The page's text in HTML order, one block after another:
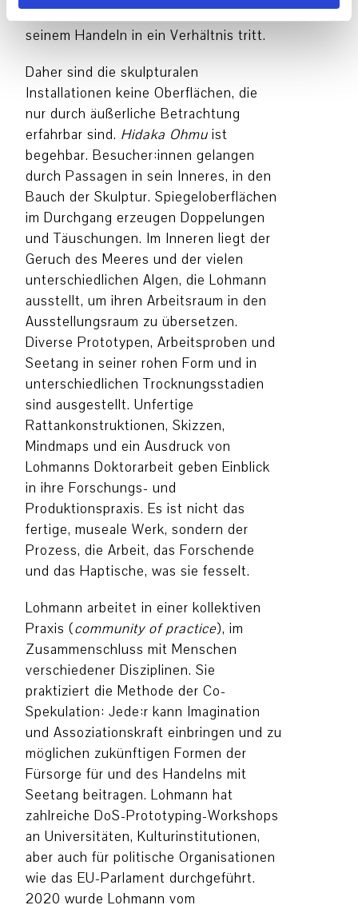
Lebewesen, mit dem der Mensch in
seinem Handeln in ein Verhältnis tritt.
Daher sind die skulpturalen
Installationen keine Oberflächen, die
nur durch äußerliche Betrachtung
erfahrbar sind. Hidaka Ohmu ist
begehbar. Besucher:innen gelangen
durch Passagen in sein Inneres, in den
Bauch der Skulptur. Spiegeloberflächen
im Durchgang erzeugen Doppelungen
und Täuschungen. Im Inneren liegt der
Geruch des Meeres und der vielen
unterschiedlichen Algen, die Lohmann
ausstellt, um ihren Arbeitsraum in den
Ausstellungsraum zu übersetzen.
Diverse Prototypen, Arbeitsproben und
Seetang in seiner rohen Form und in
unterschiedlichen Trocknungsstadien
sind ausgestellt. Unfertige
Rattankonstruktionen, Skizzen,
Mindmaps und ein Ausdruck von
Lohmanns Doktorarbeit geben Einblick
in ihre Forschungs- und
Produktionspraxis. Es ist nicht das
fertige, museale Werk, sondern der
Prozess, die Arbeit, das Forschende
und das Haptische, was sie fesselt.
Lohmann arbeitet in einer kollektiven
Praxis (community of practice), im
Zusammenschluss mit Menschen
verschiedener Disziplinen. Sie
praktiziert die Methode der Co-
Spekulation: Jede:r kann Imagination
und Assoziationskraft einbringen und zu
möglichen zukünftigen Formen der
Fürsorge für und des Handelns mit
Seetang beitragen. Lohmann hat
zahlreiche DoS-Prototyping-Workshops
an Universitäten, Kulturinstitutionen,
aber auch für politische Organisationen
wie das EU-Parlament durchgeführt.
2020 wurde Lohmann vom